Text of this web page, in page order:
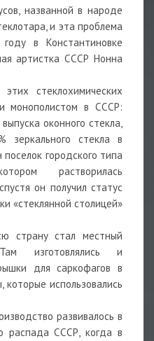
названной в народе
и эта проблема
в Константиновке
артистка СССР Нонна
стеклохимических
монополистом в СССР:
оконного стекла,
зеркального стекла в
городского типа
растворилась
он получил статус
«стеклянной столицей»
страну стал местный
изготовлялись и
для саркофагов в
использовались
развивалось в
распада СССР, когда в